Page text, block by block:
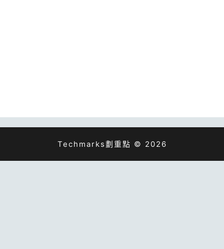
Techmarks劃重點 © 2026